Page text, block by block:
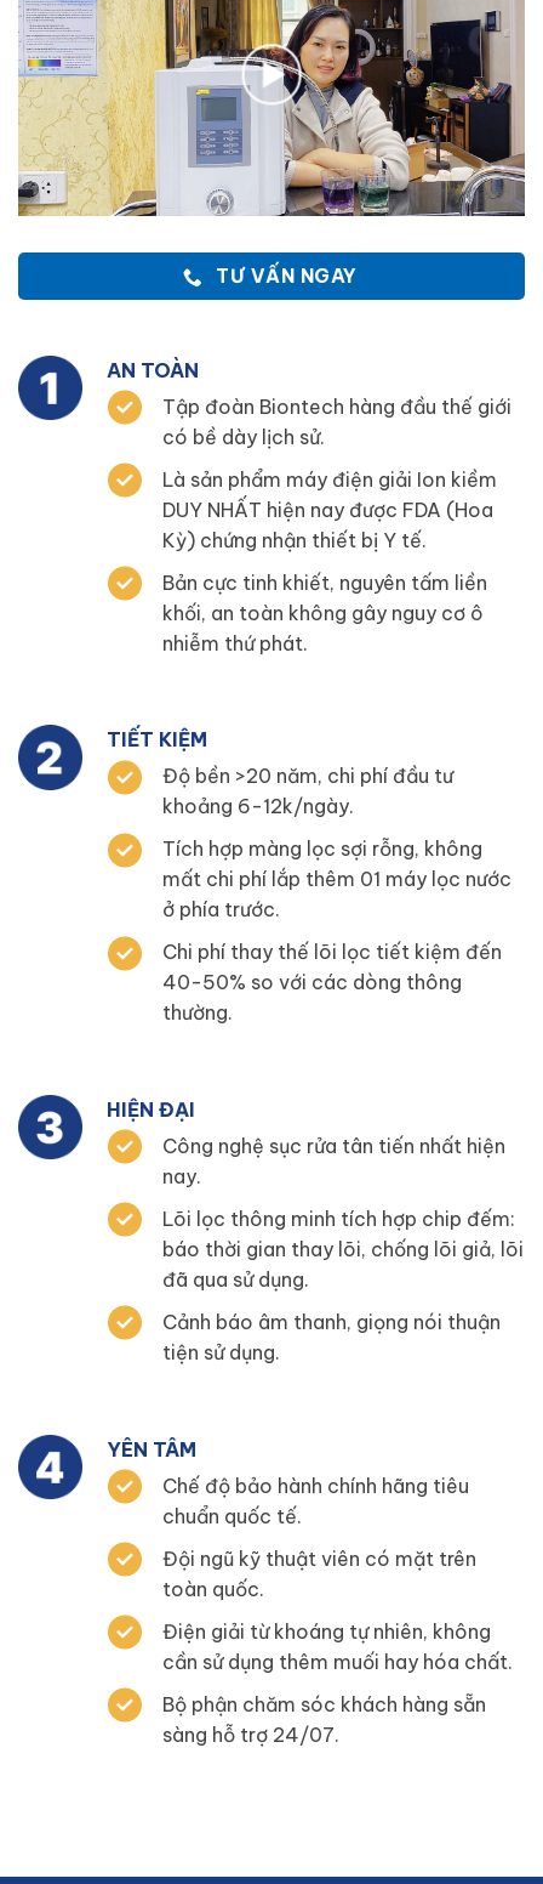
TƯ VẤN NGAY
AN TOÀN
Tập đoàn Biontech hàng đầu thế giới
có bề dày lịch sử.
Là sản phẩm máy điện giải Ion kiềm
DUY NHẤT hiện nay được FDA (Hoa
Kỳ) chứng nhận thiết bị Y tế.
Bản cực tinh khiết, nguyên tấm liền
khối, an toàn không gây nguy cơ ô
nhiễm thứ phát.
TIẾT KIỆM
Độ bền >20 năm, chi phí đầu tư
khoảng 6-12k/ngày.
Tích hợp màng lọc sợi rỗng, không
mất chi phí lắp thêm 01 máy lọc nước
ở phía trước.
Chi phí thay thế lõi lọc tiết kiệm đến
40-50% so với các dòng thông
thường.
HIỆN ĐẠI
Công nghệ sục rửa tân tiến nhất hiện
nay.
Lõi lọc thông minh tích hợp chip đếm:
báo thời gian thay lõi, chống lõi giả, lõi
đã qua sử dụng.
Cảnh báo âm thanh, giọng nói thuận
tiện sử dụng.
YÊN TÂM
Chế độ bảo hành chính hãng tiêu
chuẩn quốc tế.
Đội ngũ kỹ thuật viên có mặt trên
toàn quốc.
Điện giải từ khoáng tự nhiên, không
cần sử dụng thêm muối hay hóa chất.
Bộ phận chăm sóc khách hàng sẵn
sàng hỗ trợ 24/07.